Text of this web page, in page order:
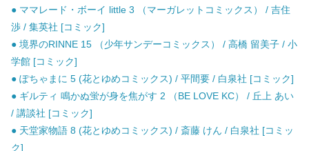
● ママレード・ボーイ little 3 （マーガレットコミックス） / 吉住
渉 / 集英社 [コミック]
● 境界のRINNE 15 （少年サンデーコミックス） / 高橋 留美子 / 小
学館 [コミック]
● ぽちゃまに 5 (花とゆめコミックス) / 平間要 / 白泉社 [コミック]
● ギルティ 鳴かぬ蛍が身を焦がす 2 （BE LOVE KC） / 丘上 あい
/ 講談社 [コミック]
● 天堂家物語 8 (花とゆめコミックス) / 斎藤 けん / 白泉社 [コミッ
ク]